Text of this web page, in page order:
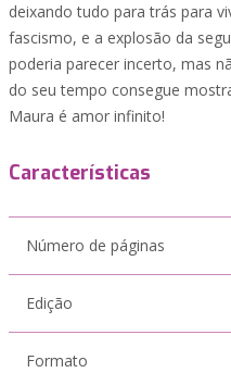
deixando tudo para trás para
fascismo, e a explosão da
poderia parecer incerto, mas
do seu tempo consegue
Maura é amor infinito!
Características
Número de páginas
Edição
Formato